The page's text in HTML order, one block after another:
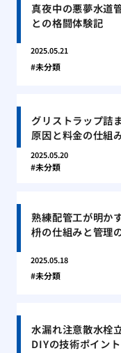
真夜中の悪夢水道
との格闘体験記
2025.05.21
未分類
グリストラップ詰
原因と料金の仕組
2025.05.20
未分類
熟練配管工が明か
枡の仕組みと管理
2025.05.18
未分類
水漏れ注意散水栓
DIYの技術ポイント